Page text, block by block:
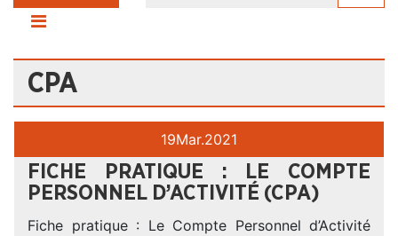
CPA
19Mar.2021
FICHE PRATIQUE : LE COMPTE
PERSONNEL D’ACTIVITÉ (CPA)
Fiche pratique : Le Compte Personnel d’Activité